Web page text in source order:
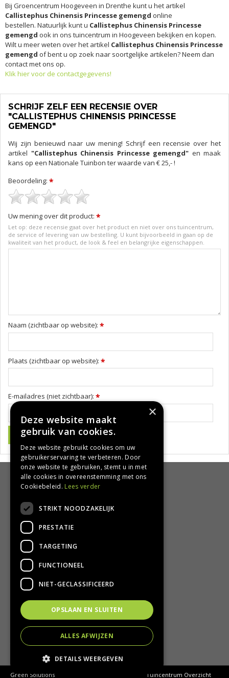
Bij Groencentrum Hoogeveen in Drenthe kunt u het artikel
Callistephus Chinensis Princesse gemengd online
bestellen. Natuurlijk kunt u Callistephus Chinensis Princesse
gemengd ook in ons tuincentrum in Hoogeveen bekijken en kopen.
Wilt u meer weten over het artikel Callistephus Chinensis Princesse
gemengd of bent u op zoek naar soortgelijke artikelen? Neem dan
contact met ons op.
Klik hier voor de contactgegevens!
SCHRIJF ZELF EEN RECENSIE OVER
"CALLISTEPHUS CHINENSIS PRINCESSE
GEMENGD"
Wij zijn benieuwd naar uw mening! Schrijf een recensie over het
artikel "Callistephus Chinensis Princesse gemengd" en maak
kans op een Nationale Tuinbon ter waarde van € 25,- !
Beoordeling: *
Uw mening over dit product: *
Let op: deze recensie gaat over het product en niet over ons tuincentrum,
de service of levering van uw bestelling. U kunt bijvoorbeeld in gaan op de
kwaliteit van het product, de look & feel en belangrijke eigenschappen.
Naam (zichtbaar op website): *
Plaats (zichtbaar op website): *
E-mailadres (niet zichtbaar): *
HANDIG
Bezorgen en afhalen
Algemene voorwaarden
Privacy Policy
Privacy statement
CONTACT
Groencentrum Hoogeveen
Nijstad 11
7909 HS Hoogeveen
0528-251380
info@groencentrumhoogeveen.nl
Green Solutions Tuincentrum Overzicht
×
Deze website maakt
gebruik van cookies.
Deze website gebruikt cookies om uw
gebruikerservaring te verbeteren. Door
onze website te gebruiken, stemt u in met
alle cookies in overeenstemming met ons
Cookiebeleid. Lees verder
STRIKT NOODZAKELIJK
PRESTATIE
TARGETING
FUNCTIONEEL
NIET-GECLASSIFICEERD
OPSLAAN EN SLUITEN
ALLES AFWIJZEN
DETAILS WEERGEVEN